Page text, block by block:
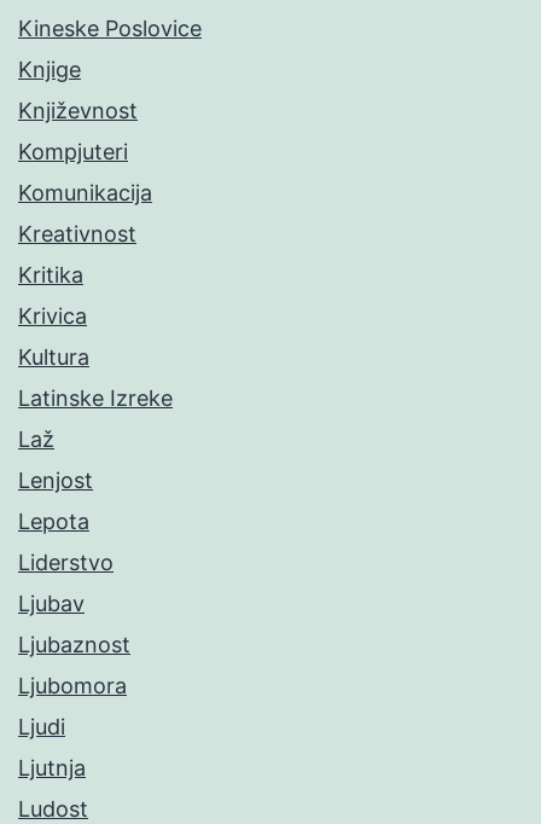
Kineske Poslovice
Knjige
Književnost
Kompjuteri
Komunikacija
Kreativnost
Kritika
Krivica
Kultura
Latinske Izreke
Laž
Lenjost
Lepota
Liderstvo
Ljubav
Ljubaznost
Ljubomora
Ljudi
Ljutnja
Ludost